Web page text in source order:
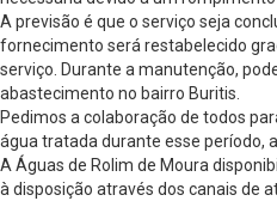
A previsão é que o serviço seja
fornecimento será restabelecido
serviço. Durante a manutenção,
abastecimento no bairro Buritis.
Pedimos a colaboração de todos
água tratada durante esse período,
A Águas de Rolim de Moura
à disposição através dos canais de